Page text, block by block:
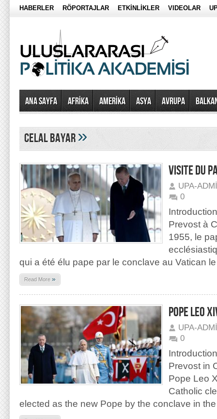
HABERLER RÖPORTAJLAR ETKİNLİKLER VIDEOLAR
Ana Sayfa AFRİKA AMERİKA ASYA AVRUPA
celal bayar»
VISITE DU
UPA-
0
Prevost à
1955, le
qui a été élu pape par le conclave au Vatican
Read More »
POPE LEO
UPA-
0
Prevost in
Pope Leo
Catholic
elected as the new Pope by the conclave in